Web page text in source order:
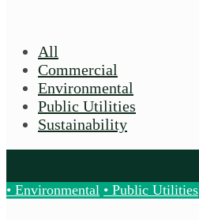
All
Commercial
Environmental
Public Utilities
Sustainability
• Environmental • Public Utilities